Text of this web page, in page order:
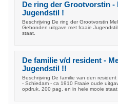
De ring der Grootvorstin -
Jugendstil !
Beschrijving De ring der Grootvorstin
Gebonden uitgave met fraaie
staat.
De familie v/d resident -
Jugendstil !!
Beschrijving De familie van den
- Schiedam - ca 1910 Fraaie oude
opdruk, 200 pag. en in hele mooie staat.